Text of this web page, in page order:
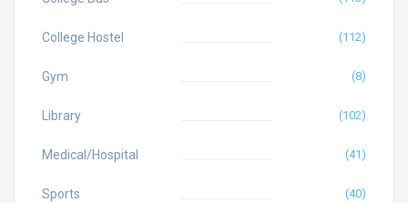
College Hostel (112)
Gym (8)
Library (102)
Medical/Hospital (41)
Sports (40)